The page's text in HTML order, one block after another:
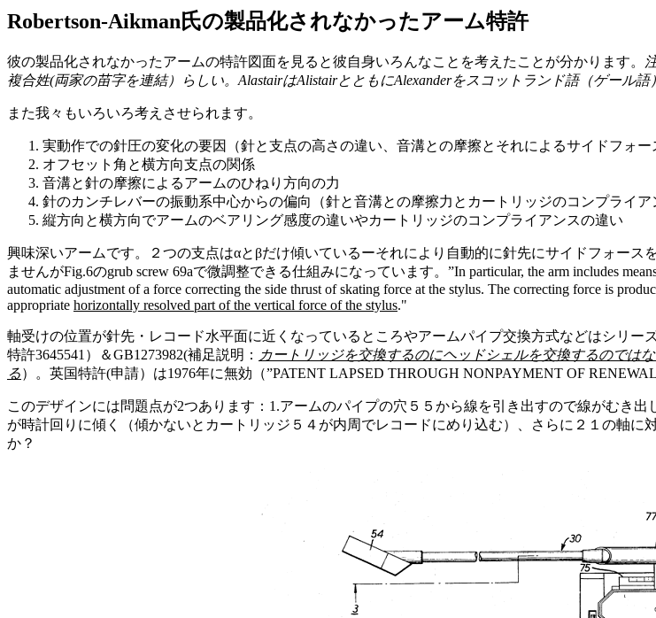
Robertson-Aikman氏の製品化されなかったアーム特許
彼の製品化されなかったアームの特許図面を見ると彼自身いろんなことを考えたことが分かります。
複合姓(両家の苗字を連結）らしい。AlastairはAlistairとともにAlexanderをスコットランド語（ゲール語
また我々もいろいろ考えさせられます。
実動作での針圧の変化の要因（針と支点の高さの違い、音溝との摩擦とそれによるサイドフォー
オフセット角と横方向支点の関係
音溝と針の摩擦によるアームのひねり方向の力
針のカンチレバーの振動系中心からの偏向（針と音溝との摩擦力とカートリッジのコンプライア
縦方向と横方向でアームのベアリング感度の違いやカートリッジのコンプライアンスの違い
興味深いアームです。２つの支点はαとβだけ傾いているーそれにより自動的に針先にサイドフォー
ませんがFig.6のgrub screw 69aで微調整できる仕組みになっています。”In particular, the arm includes
automatic adjustment of a force correcting the side thrust of skating force at the stylus. The correcting force is
appropriate horizontally resolved part of the vertical force of the stylus."
軸受けの位置が針先・レコード水平面に近くなっているところやアームパイプ交換方式などはシリー
特許3645541）＆GB1273982(補足説明：
カートリッジを交換するのにヘッドシェルを交換するのでは
る）。英国特許(申請）は1976年に無効（”PATENT LAPSED THROUGH NONPAYMENT OF
このデザインには問題点が2つあります：1.アームのパイプの穴５５から線を引き出すので線がむき
が時計回りに傾く（傾かないとカートリッジ５４が内周でレコードにめり込む）、さらに２１の軸
か？